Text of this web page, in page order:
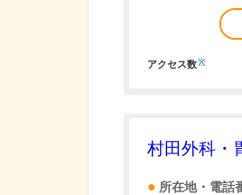
アクセス数※
村田外科・
所在地・電話